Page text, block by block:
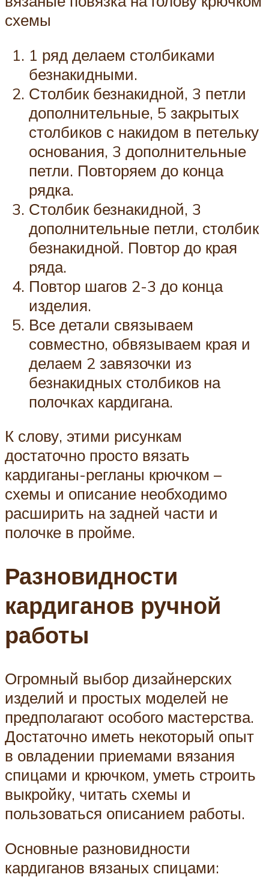
схемы
1 ряд делаем столбиками
безнакидными.
Столбик безнакидной, 3 петли
дополнительные, 5 закрытых
столбиков с накидом в петельку
основания, 3 дополнительные
петли. Повторяем до конца
рядка.
Столбик безнакидной, 3
дополнительные петли, столбик
безнакидной. Повтор до края
ряда.
Повтор шагов 2-3 до конца
изделия.
Все детали связываем
совместно, обвязываем края и
делаем 2 завязочки из
безнакидных столбиков на
полочках кардигана.
К слову, этими рисункам
достаточно просто вязать
кардиганы-регланы крючком –
схемы и описание необходимо
расширить на задней части и
полочке в пройме.
Разновидности
кардиганов ручной
работы
Огромный выбор дизайнерских
изделий и простых моделей не
предполагают особого мастерства.
Достаточно иметь некоторый опыт
в овладении приемами вязания
спицами и крючком, уметь строить
выкройку, читать схемы и
пользоваться описанием работы.
Основные разновидности
кардиганов вязаных спицами: